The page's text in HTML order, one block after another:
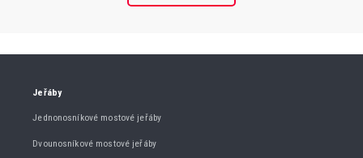
Jeřáby
Jednonosníkové mostové jeřáby
Dvounosníkové mostové jeřáby